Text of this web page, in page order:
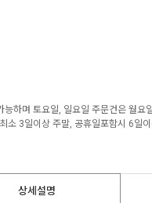
하며 토요일, 일요일 주문건은 월요
소 3일이상 주말, 공휴일포함시 6일
상세설명